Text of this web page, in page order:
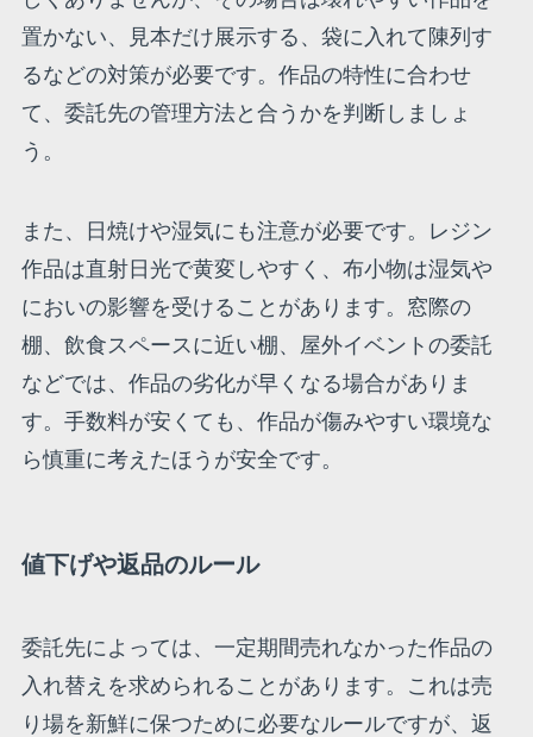
置かない、見本だけ展示する、袋に入れて陳列す
るなどの対策が必要です。作品の特性に合わせ
て、委託先の管理方法と合うかを判断しましょ
う。
また、日焼けや湿気にも注意が必要です。レジン
作品は直射日光で黄変しやすく、布小物は湿気や
においの影響を受けることがあります。窓際の
棚、飲食スペースに近い棚、屋外イベントの委託
などでは、作品の劣化が早くなる場合がありま
す。手数料が安くても、作品が傷みやすい環境な
ら慎重に考えたほうが安全です。
値下げや返品のルール
委託先によっては、一定期間売れなかった作品の
入れ替えを求められることがあります。これは売
り場を新鮮に保つために必要なルールですが、返